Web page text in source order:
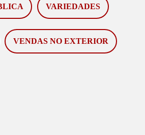
VARIEDADES
VENDAS NO EXTERIOR